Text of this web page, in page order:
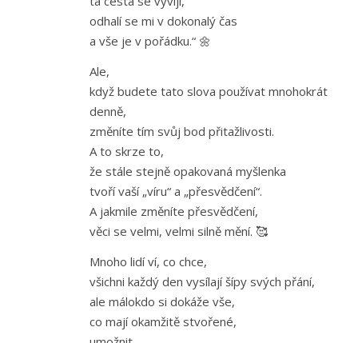
odhalí se mi v dokonalý čas
a vše je v pořádku.“ 🌼
Ale,
když budete tato slova používat mnohokrát
denně,
změníte tím svůj bod přitažlivosti.
A to skrze to,
že stále stejně opakovaná myšlenka
tvoří vaší „víru“ a „přesvědčení“.
A jakmile změníte přesvědčení,
věci se velmi, velmi silně mění. 🥰
Mnoho lidí ví, co chce,
všichni každý den vysílají šípy svých přání,
ale málokdo si dokáže vše,
co mají okamžitě stvořené,